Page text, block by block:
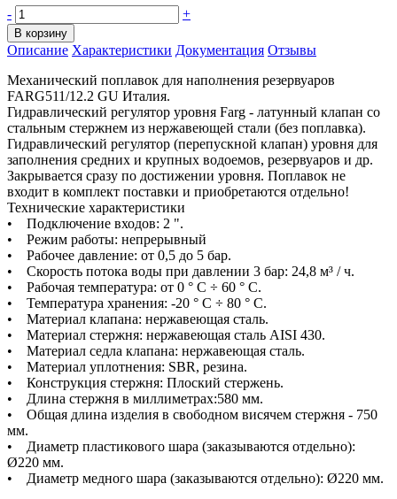
- +
В корзину
Описание Характеристики Документация Отзывы
Механический поплавок для наполнения резервуаров
FARG511/12.2 GU Италия.
Гидравлический регулятор уровня Farg - латунный клапан со
стальным стержнем из нержавеющей стали (без поплавка).
Гидравлический регулятор (перепускной клапан) уровня для
заполнения средних и крупных водоемов, резервуаров и др.
Закрывается сразу по достижении уровня. Поплавок не
входит в комплект поставки и приобретаются отдельно!
Технические характеристики
• Подключение входов: 2 ".
• Режим работы: непрерывный
• Рабочее давление: от 0,5 до 5 бар.
• Скорость потока воды при давлении 3 бар: 24,8 м³ / ч.
• Рабочая температура: от 0 ° C ÷ 60 ° C.
• Температура хранения: -20 ° C ÷ 80 ° C.
• Материал клапана: нержавеющая сталь.
• Материал стержня: нержавеющая сталь AISI 430.
• Материал седла клапана: нержавеющая сталь.
• Материал уплотнения: SBR, резина.
• Конструкция стержня: Плоский стержень.
• Длина стержня в миллиметрах:580 мм.
• Общая длина изделия в свободном висячем стержня - 750
мм.
• Диаметр пластикового шара (заказываются отдельно):
Ø220 мм.
• Диаметр медного шара (заказываются отдельно): Ø220 мм.